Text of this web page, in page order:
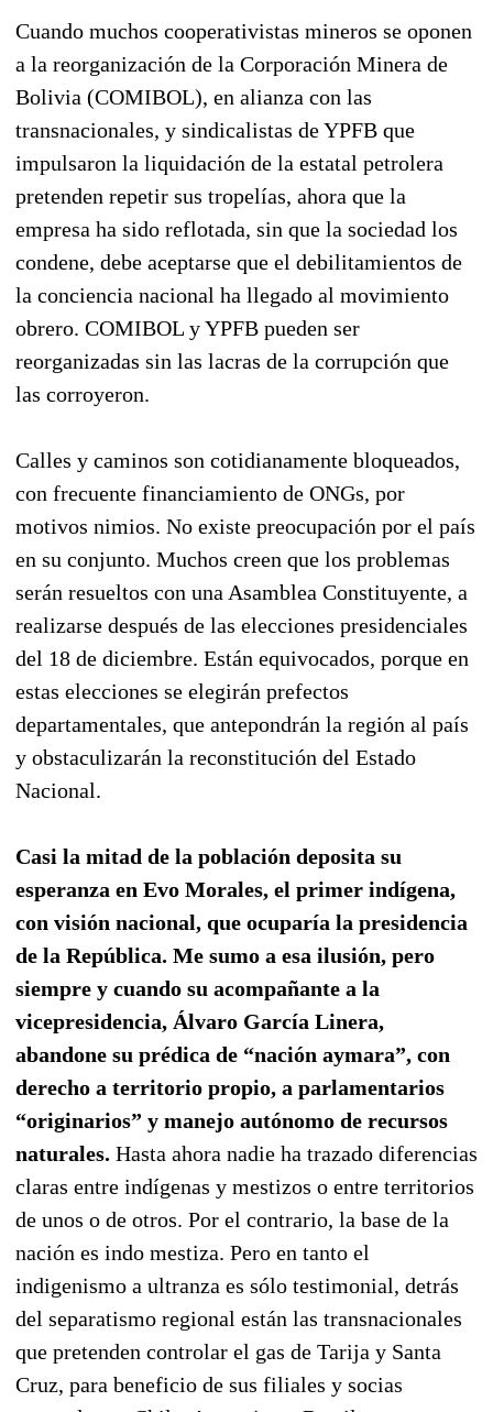
Cuando muchos cooperativistas mineros se oponen
a la reorganización de la Corporación Minera de
Bolivia (COMIBOL), en alianza con las
transnacionales, y sindicalistas de YPFB que
impulsaron la liquidación de la estatal petrolera
pretenden repetir sus tropelías, ahora que la
empresa ha sido reflotada, sin que la sociedad los
condene, debe aceptarse que el debilitamientos de
la conciencia nacional ha llegado al movimiento
obrero. COMIBOL y YPFB pueden ser
reorganizadas sin las lacras de la corrupción que
las corroyeron.
Calles y caminos son cotidianamente bloqueados,
con frecuente financiamiento de ONGs, por
motivos nimios. No existe preocupación por el país
en su conjunto. Muchos creen que los problemas
serán resueltos con una Asamblea Constituyente, a
realizarse después de las elecciones presidenciales
del 18 de diciembre. Están equivocados, porque en
estas elecciones se elegirán prefectos
departamentales, que antepondrán la región al país
y obstaculizarán la reconstitución del Estado
Nacional.
Casi la mitad de la población deposita su
esperanza en Evo Morales, el primer indígena,
con visión nacional, que ocuparía la presidencia
de la República. Me sumo a esa ilusión, pero
siempre y cuando su acompañante a la
vicepresidencia, Álvaro García Linera,
abandone su prédica de “nación aymara”, con
derecho a territorio propio, a parlamentarios
“originarios” y manejo autónomo de recursos
naturales. Hasta ahora nadie ha trazado diferencias
claras entre indígenas y mestizos o entre territorios
de unos o de otros. Por el contrario, la base de la
nación es indo mestiza. Pero en tanto el
indigenismo a ultranza es sólo testimonial, detrás
del separatismo regional están las transnacionales
que pretenden controlar el gas de Tarija y Santa
Cruz, para beneficio de sus filiales y socias